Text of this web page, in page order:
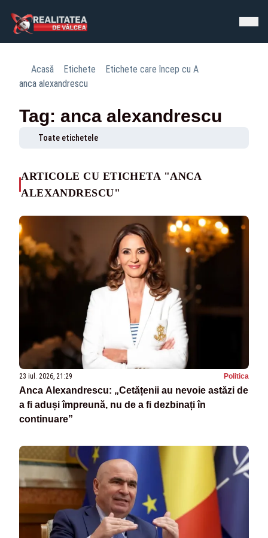
Acasă Etichete
Etichete care încep cu A
anca alexandrescu
Tag: anca alexandrescu
Toate etichetele
ARTICOLE CU ETICHETA "ANCA
ALEXANDRESCU"
23 iul. 2026, 21:29 Politica
Anca Alexandrescu: „Cetățenii au nevoie astăzi de
a fi aduși împreună, nu de a fi dezbinați în
continuare”